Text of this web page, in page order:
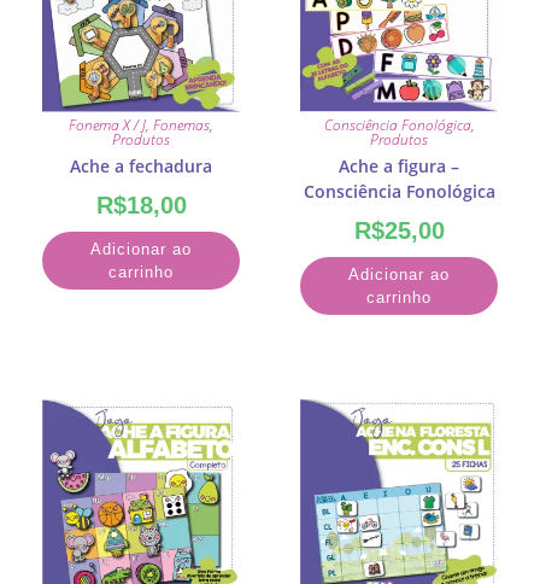
Fonema X / J, Fonemas,
Produtos
Ache a fechadura
R$18,00
Adicionar ao
carrinho
Consciência Fonológica,
Produtos
Ache a figura –
Consciência Fonológica
R$25,00
Adicionar ao
carrinho